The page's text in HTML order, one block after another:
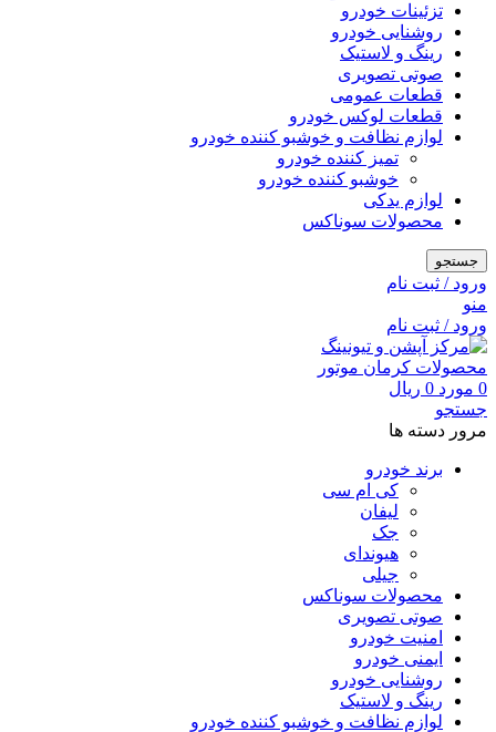
تزئینات خودرو
روشنایی خودرو
رینگ و لاستیک
صوتی تصویری
قطعات عمومی
قطعات لوکس خودرو
لوازم نظافت و خوشبو کننده خودرو
تمیز کننده خودرو
خوشبو کننده خودرو
لوازم یدکی
محصولات سوناکس
جستجو
ورود / ثبت نام
منو
ورود / ثبت نام
0 مورد 0 ریال
جستجو
مرور دسته ها
برند خودرو
کی ام سی
لیفان
جک
هیوندای
جیلی
محصولات سوناکس
صوتی تصویری
امنیت خودرو
ایمنی خودرو
روشنایی خودرو
رینگ و لاستیک
لوازم نظافت و خوشبو کننده خودرو